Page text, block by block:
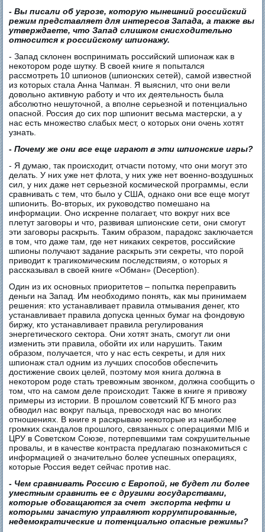
-Вы писали об угрозе, которую нынешний российский
режим представляет для интересов Запада, а также вы
утверждаете, что Запад слишком снисходительно
относится к российскому шпионажу.
- Запад склонен воспринимать российский шпионаж как в
некотором роде шутку. В своей книге я попытался
рассмотреть 10 шпионов (шпионских сетей), самой известной
из которых стала Анна Чапман. Я выяснил, что они вели
довольно активную работу и что их деятельность была
абсолютно нешуточной, а вполне серьезной и потенциально
опасной. Россия до сих пор шпионит весьма мастерски, а у
нас есть множество слабых мест, о которых они очень хотят
узнать.
- Почему же они все еще играют в эти шпионские игры?
- Я думаю, так происходит, отчасти потому, что они могут это
делать. У них уже нет флота, у них уже нет военно-воздушных
сил, у них даже нет серьезной космической программы, если
сравнивать с тем, что было у США, однако они все еще могут
шпионить. Во-вторых, их руководство помешано на
информации. Оно искренне полагает, что вокруг них все
плетут заговоры и что, развивая шпионские сети, они смогут
эти заговоры раскрыть. Таким образом, парадокс заключается
в том, что даже там, где нет никаких секретов, российские
шпионы получают задание раскрыть эти секреты, что порой
приводит к трагикомическим последствиям, о которых я
рассказывал в своей книге «Обман» (Deception).
Один из их основных приоритетов – попытка переправить
деньги на Запад. Им необходимо понять, как мы принимаем
решения: кто устанавливает правила отмывания денег, кто
устанавливает правила допуска ценных бумаг на фондовую
биржу, кто устанавливает правила регулирования
энергетического сектора. Они хотят знать, смогут ли они
изменить эти правила, обойти их или нарушить. Таким
образом, получается, что у нас есть секреты, и для них
шпионаж стал одним из лучших способов обеспечить
достижение своих целей, поэтому моя книга должна в
некотором роде стать тревожным звонком, должна сообщить о
том, что на самом деле происходит. Также в книге я привожу
примеры из истории. В прошлом советский КГБ много раз
обводил нас вокруг пальца, превосходя нас во многих
отношениях. В книге я раскрываю некоторые из наиболее
громких скандалов прошлого, связанных с операциями MI6 и
ЦРУ в Советском Союзе, потерпевшими там сокрушительные
провалы, и в качестве контраста предлагаю познакомиться с
информацией о значительно более успешных операциях,
которые Россия ведет сейчас против нас.
- Чем сравнивать Россию с Европой, не будет ли более
уместным сравнить ее с другими государствами,
которые обогащаются за счет экспорта нефти и
которыми зачастую управляют коррумпированные,
недемократические и потенциально опасные режимы?